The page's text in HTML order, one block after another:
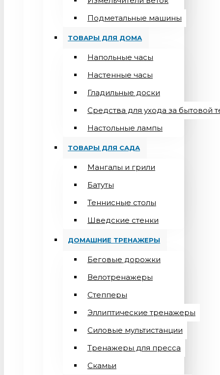
Подметальные машины
ТОВАРЫ ДЛЯ ДОМА
Напольные часы
Настенные часы
Гладильные доски
Средства для ухода за бытовой
Настольные лампы
ТОВАРЫ ДЛЯ САДА
Мангалы и грили
Батуты
Теннисные столы
Шведские стенки
ДОМАШНИЕ ТРЕНАЖЕРЫ
Беговые дорожки
Велотренажеры
Степперы
Эллиптические тренажеры
Силовые мультистанции
Тренажеры для пресса
Скамьи